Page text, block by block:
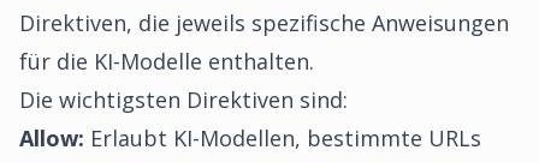
Direktiven, die jeweils spezifische Anweisungen
für die KI-Modelle enthalten.
Die wichtigsten Direktiven sind:
Allow: Erlaubt KI-Modellen, bestimmte URLs